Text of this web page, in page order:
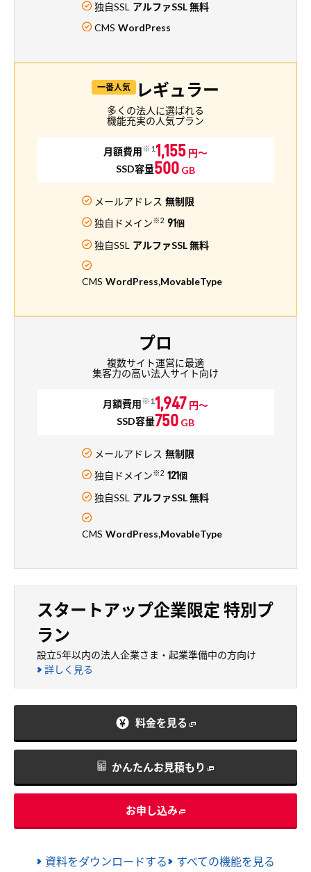
独自SSL アルファSSL 無料
CMS WordPress
一番人気 レギュラー
多くの法人に選ばれる
機能充実の人気プラン
月額費用※11,155 円～
SSD容量500 GB
メールアドレス 無制限
独自ドメイン※2 91個
独自SSL アルファSSL 無料
CMS WordPress,MovableType
プロ
複数サイト運営に最適
集客力の高い法人サイト向け
月額費用※11,947 円～
SSD容量750 GB
メールアドレス 無制限
独自ドメイン※2 121個
独自SSL アルファSSL 無料
CMS WordPress,MovableType
スタートアップ企業限定 特別プ
ラン
設立5年以内の法人企業さま・起業準備中の方向け
詳しく見る
料金を見る
かんたんお見積もり
お申し込み
資料をダウンロードする すべての機能を見る